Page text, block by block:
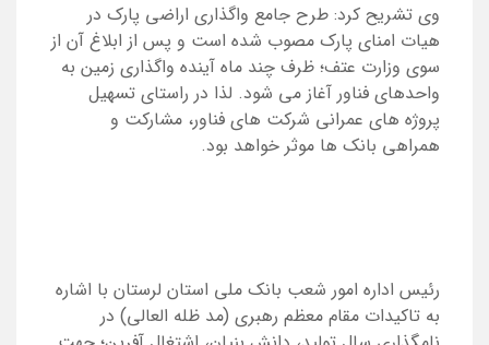
وی تشریح کرد: طرح جامع واگذاری اراضی پارک در
هیات امنای پارک مصوب شده است و پس از ابلاغ آن از
سوی وزارت عتف؛ ظرف چند ماه آینده واگذاری زمین به
واحدهای فناور آغاز می شود. لذا در راستای تسهیل
پروژه های عمرانی شرکت های فناور، مشارکت و
همراهی بانک ها موثر خواهد بود.
رئیس اداره امور شعب بانک ملی استان لرستان با اشاره
به تاکیدات مقام معظم رهبری (مد ظله العالی) در